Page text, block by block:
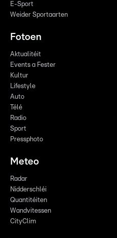
E-Sport
Weider Sportaarten
Fotoen
Aktualitéit
Events a Fester
Kultur
Lifestyle
Auto
Télé
Radio
Sport
Pressphoto
Meteo
Radar
Nidderschléi
Quantitéiten
Wandvitessen
CityClim